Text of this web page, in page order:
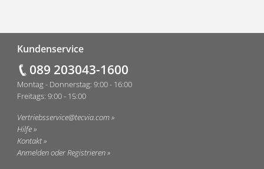
Kundenservice
089 203043-1600
Montag - Donnerstag: 9:00 - 16:00
Freitags: 9:00 - 15:00
Vertriebsservice@tecvia.com
Hilfe
Kontakt
Anmelden oder Registrieren